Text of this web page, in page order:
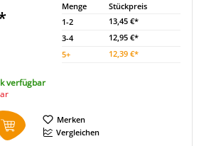
Menge
Stückpreis
1-2
13,45 €*
3-4
12,95 €*
5+ 12,39 €*
verfügbar
Merken
Vergleichen